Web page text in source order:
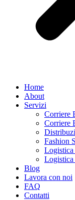
Home
About
Servizi
Corriere
Corriere
Fashion
Logistica
Logistica
Blog
Lavora con noi
FAQ
Contatti